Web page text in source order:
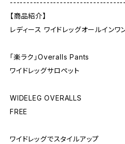
【商品紹介】
レディース ワイドレッグオールインワ
「楽ラク」Overalls Pants
ワイドレッグサロペット
WIDELEG OVERALLS
FREE
ワイドレッグでスタイルアップ